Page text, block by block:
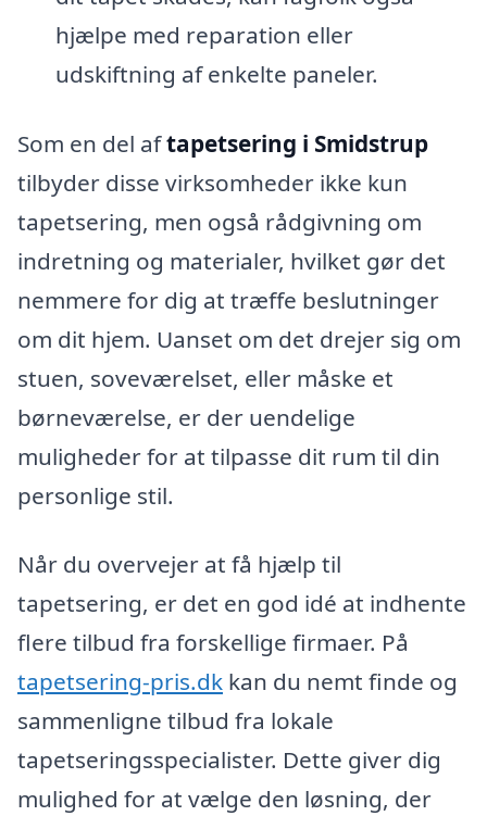
hjælpe med reparation eller
udskiftning af enkelte paneler.
Som en del aftapetsering i Smidstrup
tilbyder disse virksomheder ikke kun
tapetsering, men også rådgivning om
indretning og materialer, hvilket gør det
nemmere for dig at træffe beslutninger
om dit hjem. Uanset om det drejer sig om
stuen, soveværelset, eller måske et
børneværelse, er der uendelige
muligheder for at tilpasse dit rum til din
personlige stil.
Når du overvejer at få hjælp til
tapetsering, er det en god idé at indhente
flere tilbud fra forskellige firmaer. På
tapetsering-pris.dk kan du nemt finde og
sammenligne tilbud fra lokale
tapetseringsspecialister. Dette giver dig
mulighed for at vælge den løsning, der